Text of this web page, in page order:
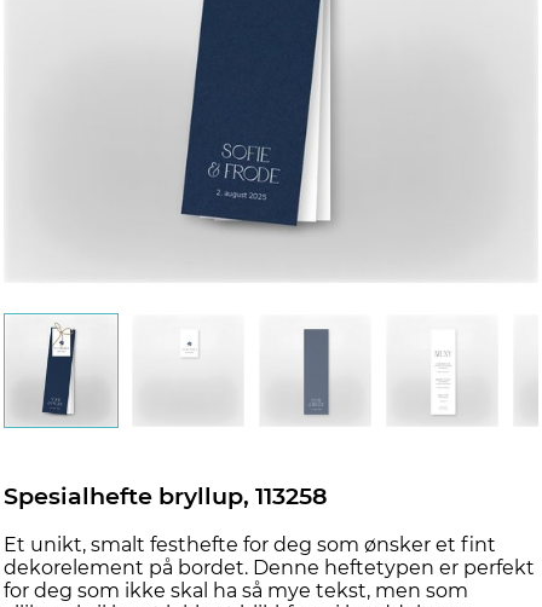
Spesialhefte bryllup, 113258
Et unikt, smalt festhefte for deg som ønsker et fint
dekorelement på bordet. Denne heftetypen er perfekt
for deg som ikke skal ha så mye tekst, men som